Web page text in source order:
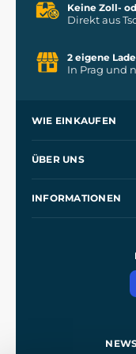
Keine Zoll-
Direkt aus
2 eigene
In Prag und
WIE EINKAUFEN
Kontakt
ÜBER UNS
INFORMATIONEN